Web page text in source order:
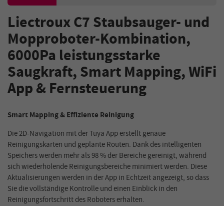
Liectroux C7 Staubsauger- und
Mopproboter-Kombination,
6000Pa leistungsstarke
Saugkraft, Smart Mapping, WiFi
App & Fernsteuerung
Smart Mapping & Effiziente Reinigung
Die 2D-Navigation mit der Tuya App erstellt genaue
Reinigungskarten und geplante Routen. Dank des intelligenten
Speichers werden mehr als 98 % der Bereiche gereinigt, während
sich wiederholende Reinigungsbereiche minimiert werden. Diese
Aktualisierungen werden in der App in Echtzeit angezeigt, so dass
Sie die vollständige Kontrolle und einen Einblick in den
Reinigungsfortschritt des Roboters erhalten.